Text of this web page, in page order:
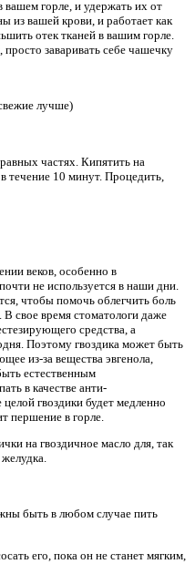
горле, и удержать их от
из вашей крови, и работает как
отек тканей в вашим горле.
заваривать себе чашечку
лучше)
частях. Кипятить на
течение 10 минут. Процедить,
веков, особенно в
не используется в наши дни.
чтобы помочь облегчить боль
свое время стоматологи даже
средства, а
Поэтому гвоздика может быть
из-за вещества эвгенола,
естественным
в качестве анти-
гвоздики будет медленно
першение в горле.
на гвоздичное масло для, так
быть в любом случае пить
его, пока он не станет мягким,